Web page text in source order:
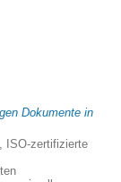
Dokumente in
ISO-zertifizierte